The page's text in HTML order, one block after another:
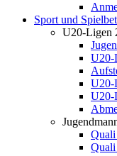
Sport und
U20-Ligen
U20-
U20-
U20-